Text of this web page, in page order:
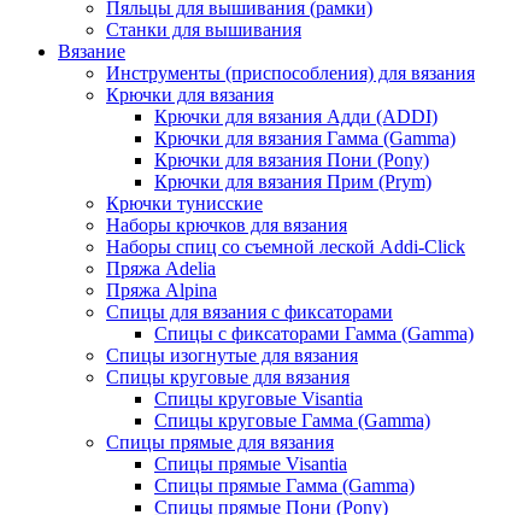
Пяльцы для вышивания (рамки)
Станки для вышивания
Вязание
Инструменты (приспособления) для вязания
Крючки для вязания
Крючки для вязания Адди (ADDI)
Крючки для вязания Гамма (Gamma)
Крючки для вязания Пони (Pony)
Крючки для вязания Прим (Prym)
Крючки тунисские
Наборы крючков для вязания
Наборы спиц со съемной леской Addi-Click
Пряжа Adelia
Пряжа Alpina
Спицы для вязания с фиксаторами
Спицы с фиксаторами Гамма (Gamma)
Спицы изогнутые для вязания
Спицы круговые для вязания
Спицы круговые Visantia
Спицы круговые Гамма (Gamma)
Спицы прямые для вязания
Спицы прямые Visantia
Спицы прямые Гамма (Gamma)
Спицы прямые Пони (Pony)